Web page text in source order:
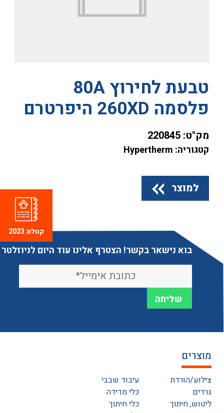
טבעת לחירוץ 80A
פלסמה 260XD היפרטרם
מק"ט: 220845
קטגוריה: Hypertherm
למוצר
בוא נישאר בקשר! הצטרף אלינו עוד היום לניוזלטר
מוצרים
צילוע/הורדת
גרדים
ליטוש, חיתוך
עיבוד שבבי
כלי מדידה
כלי חיתוך
קטלוג 2023